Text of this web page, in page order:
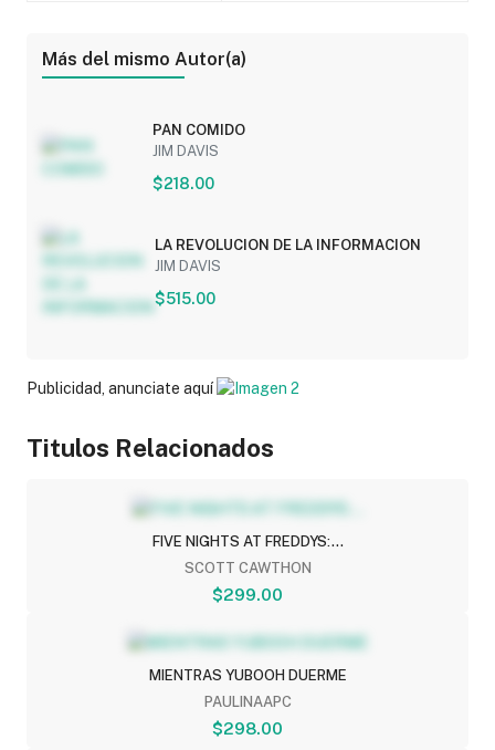
Más del mismo Autor(a)
PAN COMIDO
JIM DAVIS
$218.00
LA REVOLUCION DE LA INFORMACION
JIM DAVIS
$515.00
Publicidad, anunciate aquí
Titulos Relacionados
FIVE NIGHTS AT FREDDYS:...
SCOTT CAWTHON
$299.00
MIENTRAS YUBOOH DUERME
PAULINAAPC
$298.00